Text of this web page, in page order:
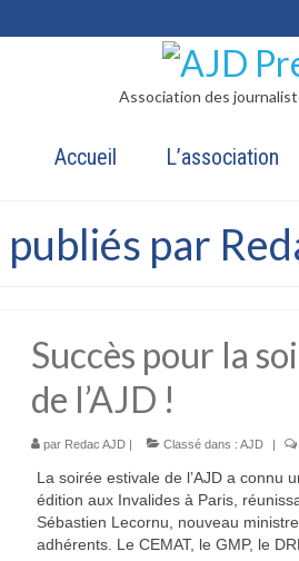
Association des
Accueil L’association
par
Succès pour la
de l’AJD !
par Redac AJD| Classé dans : AJD |
La soirée estivale de l’AJD a connu
édition aux Invalides à Paris,
Sébastien Lecornu, nouveau
adhérents. Le CEMAT, le GMP, le